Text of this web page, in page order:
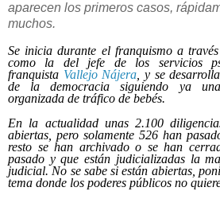
aparecen los primeros casos,
muchos.
Se inicia durante el franquismo a
como la del jefe de los servicios
franquista Vallejo Nájera , y se
de la democracia siguiendo ya
organizada de tráfico de bebés.
En la actualidad unas 2.100
abiertas, pero solamente 526 han
resto se han archivado o se han
pasado y que están judicializadas la
judicial. No se sabe si están abiertas,
tema donde los poderes públicos no